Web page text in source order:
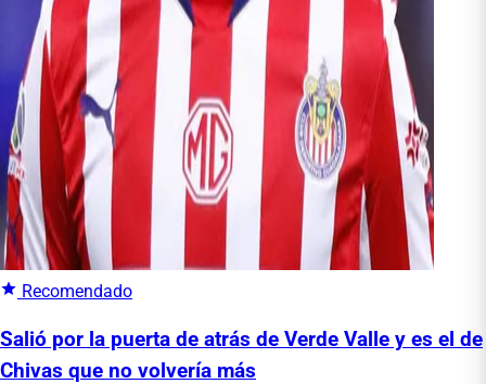
Recomendado
Salió por la puerta de atrás de Verde Valle y es el de
Chivas que no volvería más